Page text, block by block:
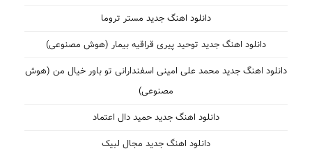
دانلود اهنگ جدید مستر تروما
دانلود اهنگ جدید توحید پیری قراقیه بیمار (هوش مصنوعی)
دانلود اهنگ جدید محمد علی امینی اسفندارانی تو باور خیال من (هوش
مصنوعی)
دانلود اهنگ جدید حمید دال اعتماد
دانلود اهنگ جدید مجال لبیک